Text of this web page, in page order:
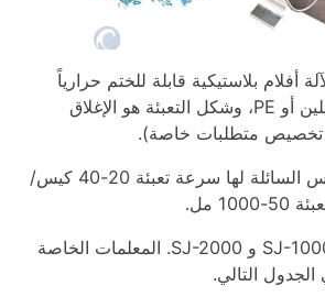
بلاستيكية قابلة للختم حرارياً
مثل البولي إيثيلين أو PE، وشكل التعبئة هو الإغلاق
متطلبات خاصة).
آلة تعبئة الأكياس السائلة لها سرعة تعبئة 20-40 كيس/
لها نموذجان: SJ-1000 و SJ-2000. المعلمات الخاصة
التالي.